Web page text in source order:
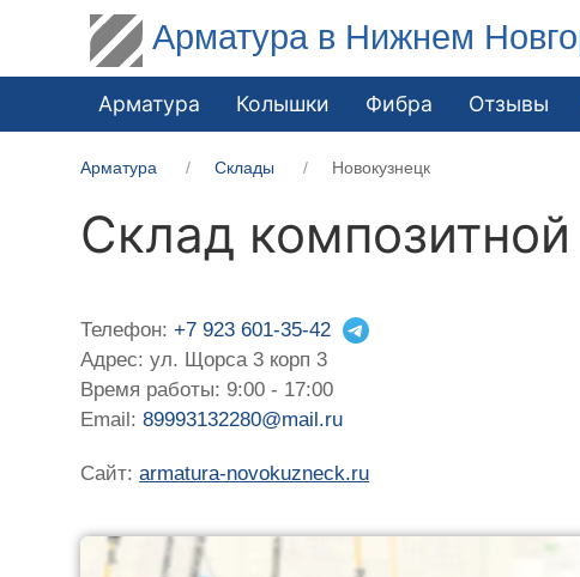
Арматура в Нижнем
Арматура Колышки Фибра Отзывы
Арматура Склады Новокузнецк
Склад
Телефон:+7 923 601-35-42
Адрес: ул. Щорса 3 корп 3
Время работы: 9:00 - 17:00
Email:89993132280@mail.ru
Сайт:armatura-novokuzneck.ru